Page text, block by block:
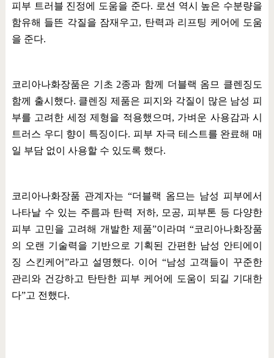
피부 트러블 진정에 도움을 준다. 로션 역시 높은 수분량을
함유해 들뜬 각질을 잠재우고, 탄력과 리프팅 케어에 도움
을 준다.
코리아나화장품은 기초 2종과 함께 더블랙 옴므 클렌징도
함께 출시했다. 클렌징 제품은 피지와 각질이 많은 남성 피
부를 고려한 세정 제형을 적용했으며 , 가벼운 사용감과 시
트러스 우디 향이 특징이다. 피부 자극 테스트를 완료해 매
일 부담 없이 사용할 수 있도록 했다.
코리아나화장품 관계자는 “더블랙 옴므는 남성 피부에서
나타날 수 있는 주름과 탄력 저하, 모공, 피부톤 등 다양한
피부 고민을 고려해 개발한 제품”이라며“코리아나화장품
의 오랜 기술력을 기반으로 기획된 간편한 남성 안티에이
징 스킨케어”라고 설명했다. 이어 “남성 고객들이 꾸준한
관리와 건강하고 탄탄한 피부 케어에 도움이 되길 기대한
다”고 전했다.